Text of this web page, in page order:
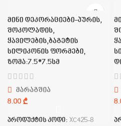
მინი დეკორაციები-პურის,
შოკოლადის,
ყავილების,ბაგეტის
სილიკონის ფორმები,
ზომა:7.5*7.5სმ
მარაგშია
₾
პროდუქტის კოდი: XC425-8